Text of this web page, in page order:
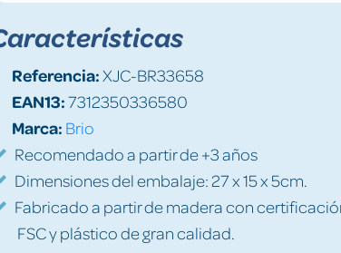
Referencia:XJC-BR33658
EAN13:7312350336580
Marca: Brio
Recomendado a partir de +3 años
Dimensiones del embalaje: 27 x 15 x 5cm.
Fabricado a partir de madera con
FSC y plástico de gran calidad.